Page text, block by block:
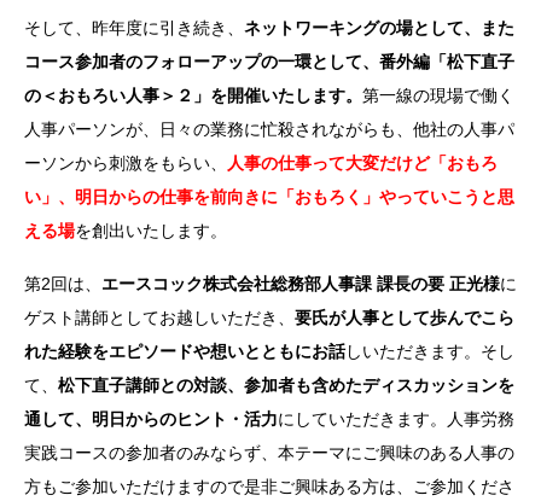
そして、昨年度に引き続き、 ネットワーキングの場として、また
コース参加者のフォローアップの一環として、番外編「松下直子
の＜おもろい人事＞２」を開催いたします。 第一線の現場で働く
人事パーソンが、日々の業務に忙殺されながらも、他社の人事パ
ーソンから刺激をもらい、
人事の仕事って大変だけど「おもろ
い」、明日からの仕事を前向きに「おもろく」やっていこうと思
える場を創出いたします。
第2回は、 エースコック株式会社総務部人事課 課長の要 正光様に
ゲスト講師としてお越しいただき、 要氏が人事として歩んでこら
れた経験をエピソードや想いとともにお話しいただきます。そし
て、 松下直子講師との対談、参加者も含めたディスカッションを
通して、明日からのヒント・活力にしていただきます。人事労務
実践コースの参加者のみならず、本テーマにご興味のある人事の
方もご参加いただけますので是非ご興味ある方は、ご参加くださ